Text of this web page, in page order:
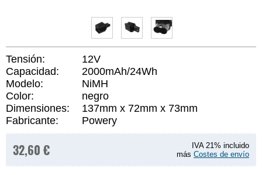
Tensión:
12V
Capacidad:
2000mAh/24Wh
Modelo:
NiMH
Color:
negro
Dimensiones:
137mm x 72mm x 73mm
Fabricante:
Powery
32,60 €
IVA 21% incluido
más Costes de envío